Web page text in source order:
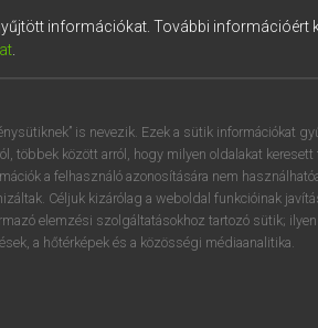
nagyszótár
információkat. További információért
.
is nevezik. Ezek a sütik információkat
többek között arról, hogy milyen oldalakat keresett
a felhasználó azonosítására nem
Céljuk kizárólag a weboldal funkcióinak
elemzési szolgáltatásokhoz tartozó sütik;
a hőtérképek és a közösségi médiaanalitika.
4 5 6 7 8 9
r t z u i
f g h j k l é
c v b n m , .